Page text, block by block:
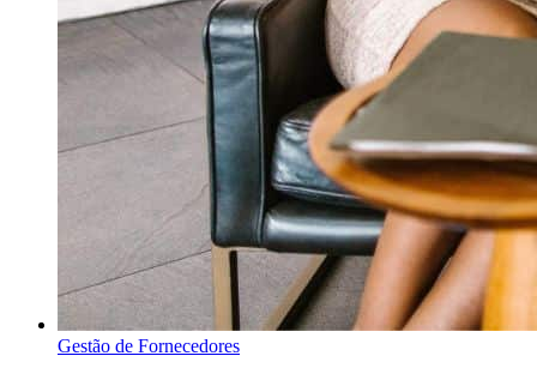
Gestão de Fornecedores